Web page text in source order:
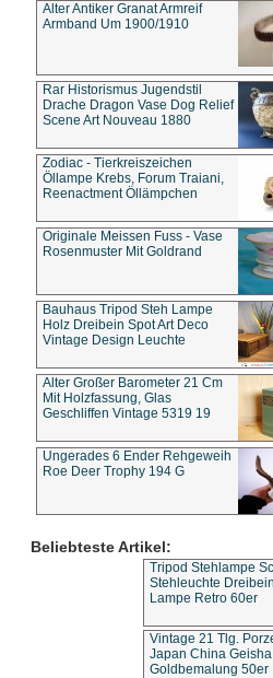
Alter Antiker Granat Armreif
Armband Um 1900/1910
Rar Historismus Jugendstil
Drache Dragon Vase Dog Relief
Scene Art Nouveau 1880
Zodiac - Tierkreiszeichen
Öllampe Krebs, Forum Traiani,
Reenactment Öllämpchen
Originale Meissen Fuss - Vase
Rosenmuster Mit Goldrand
Bauhaus Tripod Steh Lampe
Holz Dreibein Spot Art Deco
Vintage Design Leuchte
Alter Großer Barometer 21 Cm
Mit Holzfassung, Glas
Geschliffen Vintage 5319 19
Ungerades 6 Ender Rehgeweih
Roe Deer Trophy 194 G
Beliebteste Artikel:
Tripod Stehlampe
Stehleuchte
Lampe Retro 60er
Vintage 21 Tlg.
Japan China
Goldbemalung 50er